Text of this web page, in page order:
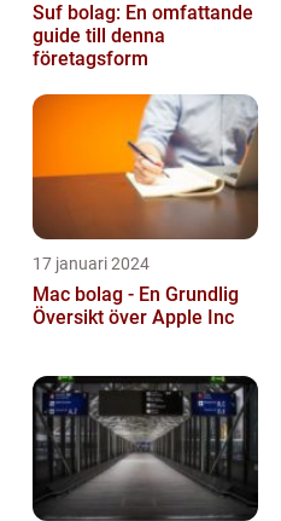
Suf bolag: En omfattande
guide till denna
företagsform
17 januari 2024
Mac bolag - En Grundlig
Översikt över Apple Inc